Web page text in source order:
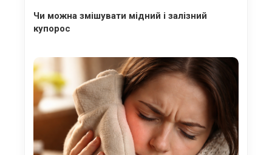
Чи можна змішувати мідний і залізний
купорос